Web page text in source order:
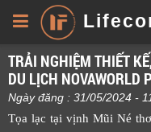
TRẢI NGHIỆM THIẾT
DU LỊCH NOVAWORLD
Ngày đăng : 31/05/2024 -
Tọa lạc tại vịnh Mũi Né